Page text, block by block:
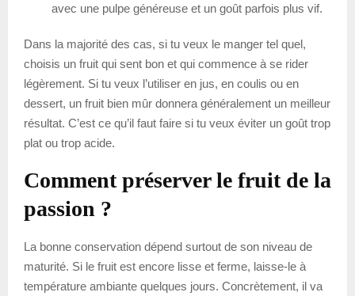
avec une pulpe généreuse et un goût parfois plus vif.
Dans la majorité des cas, si tu veux le manger tel quel,
choisis un fruit qui sent bon et qui commence à se rider
légèrement. Si tu veux l’utiliser en jus, en coulis ou en
dessert, un fruit bien mûr donnera généralement un meilleur
résultat. C’est ce qu’il faut faire si tu veux éviter un goût trop
plat ou trop acide.
Comment préserver le fruit de la
passion ?
La bonne conservation dépend surtout de son niveau de
maturité. Si le fruit est encore lisse et ferme, laisse-le à
température ambiante quelques jours. Concrètement, il va